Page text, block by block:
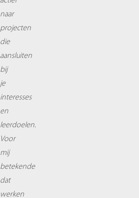
naar
projecten
die
aansluiten
bij
je
interesses
en
leerdoelen.
Voor
mij
betekende
dat
werken